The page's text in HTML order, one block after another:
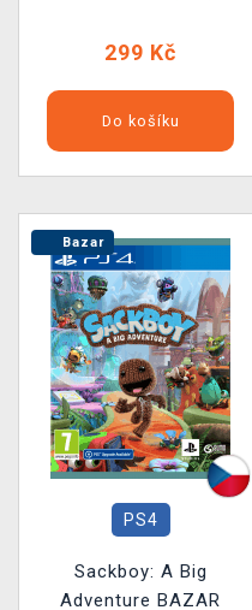
299 Kč
Do košíku
Bazar
PS4
Sackboy: A Big
Adventure BAZAR